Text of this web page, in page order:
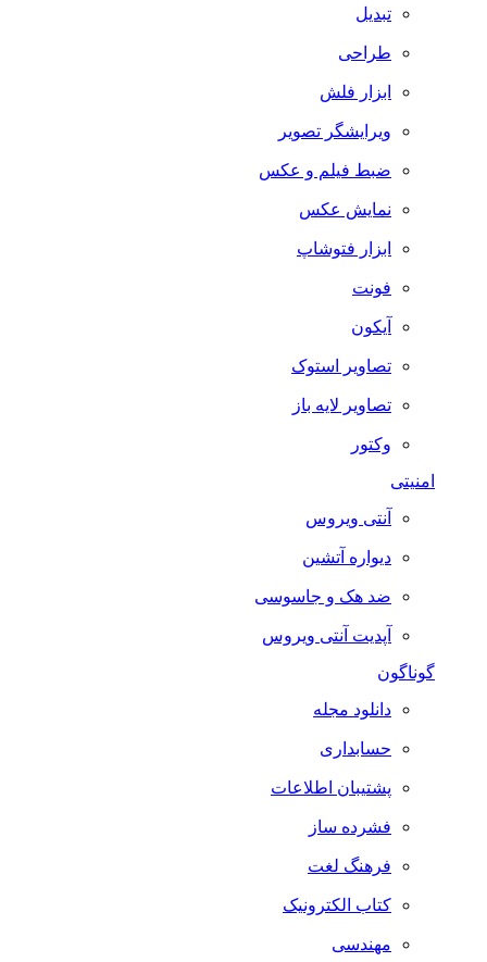
تبدیل
طراحی
ابزار فلش
ویرایشگر تصویر
ضبط فيلم و عكس
نمایش عکس
ابزار فتوشاپ
فونت
آیکون
تصاویر استوک
تصاویر لایه باز
وکتور
امنیتی
آنتی ویروس
دیواره آتشین
ضد هک و جاسوسی
آپدیت آنتی ویروس
گوناگون
دانلود مجله
حسابداری
پشتیبان اطلاعات
فشرده ساز
فرهنگ لغت
کتاب الکترونیک
مهندسی